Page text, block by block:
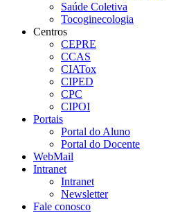
Saúde Coletiva
Tocoginecologia
Centros
CEPRE
CCAS
CIATox
CIPED
CPC
CIPOI
Portais
Portal do Aluno
Portal do Docente
WebMail
Intranet
Intranet
Newsletter
Fale conosco